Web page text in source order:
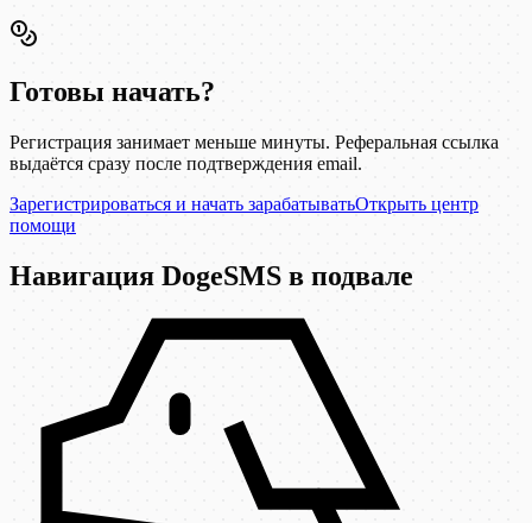
Готовы начать?
Регистрация занимает меньше минуты. Реферальная ссылка
выдаётся сразу после подтверждения email.
Зарегистрироваться и начать зарабатыватьОткрыть центр
помощи
Навигация DogeSMS в подвале